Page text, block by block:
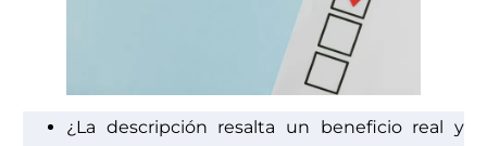
¿La descripción resalta un beneficio real y